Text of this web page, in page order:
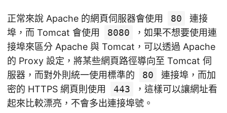
正常來說 Apache 的網頁伺服器會使用 80
連接
埠，而 Tomcat 會使用
8080
，如果不想要使用連
接埠來區分 Apache 與 Tomcat，可以透過 Apache
的 Proxy 設定，將某些網頁路徑導向至 Tomcat 伺
服器，而對外則統一使用標準的
80
連接埠，而加
密的 HTTPS 網頁則使用
443
，這樣可以讓網址看
起來比較漂亮，不會多出連接埠號。